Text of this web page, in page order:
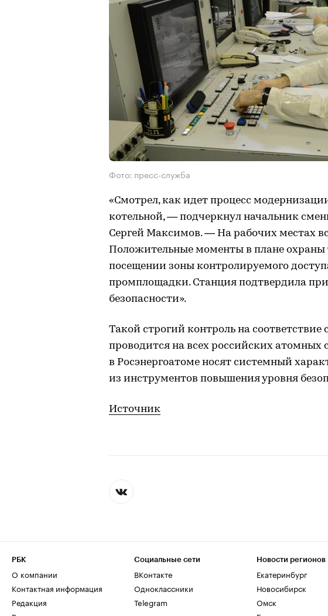
Фото: пресс-служба
«Смотрел, как идет процесс
котельной, — подчеркнул начальник
Сергей Максимов. — На рабочих местах
Положительные моменты в плане охраны
посещении зоны контролируемого
промплощадки. Станция подтвердила
безопасности».
Такой строгий контроль на соответствие
проводится на всех российских атомных
в Росэнергоатоме носят системный
из инструментов повышения уровня
Источник
РБК
О компании
Контактная информация
Редакция
Социальные сети
ВКонтакте
Одноклассники
Telegram
Новости регионов
Екатеринбург
Новосибирск
Омск